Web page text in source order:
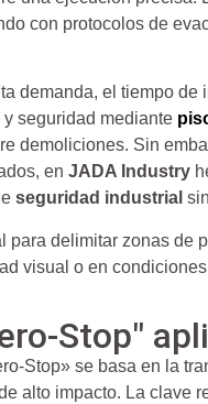
con protocolos de
demanda, el tiempo
seguridad mediante
demoliciones. Sin
en JADA Industry
seguridad industrial
para delimitar zonas de
visual o en
Stop"
Stop» se basa en la
alto impacto. La clave